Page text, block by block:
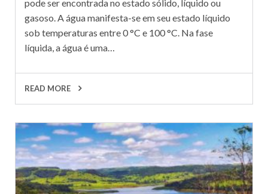
pode ser encontrada no estado sólido, líquido ou
gasoso. A água manifesta-se em seu estado líquido
sob temperaturas entre 0 °C e 100 °C. Na fase
líquida, a água é uma…
READ MORE